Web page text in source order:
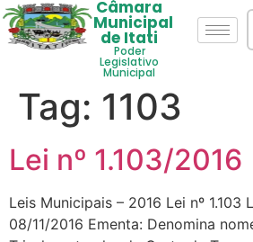
Câmara
Municipal
de Itati
Poder
Legislativo
Municipal
Tag: 1103
Lei nº 1.103/2016
Leis Municipais – 2016 Lei nº 1.103
08/11/2016 Ementa: Denomina